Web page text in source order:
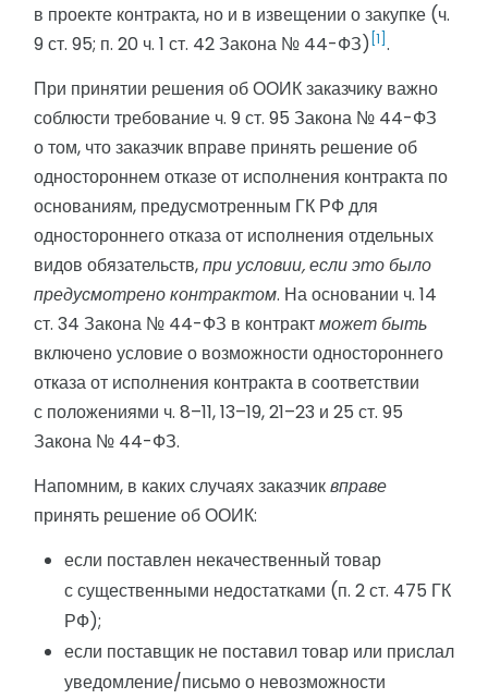
в проекте контракта, но и в извещении о закупке (ч.
9 ст. 95; п. 20 ч. 1 ст. 42 Закона № 44-ФЗ) [1] .
При принятии решения об ООИК заказчику важно
соблюсти требование ч. 9 ст. 95 Закона № 44-ФЗ
о том, что заказчик вправе принять решение об
одностороннем отказе от исполнения контракта по
основаниям, предусмотренным ГК РФ для
одностороннего отказа от исполнения отдельных
видов обязательств,при условии, если это было
предусмотрено контрактом. На основании ч. 14
ст. 34 Закона № 44-ФЗ в контрактможет быть
включено условие о возможности одностороннего
отказа от исполнения контракта в соответствии
с положениями ч. 8–11, 13–19, 21–23 и 25 ст. 95
Закона № 44-ФЗ.
Напомним, в каких случаях заказчиквправе
принять решение об ООИК:
если поставлен некачественный товар
с существенными недостатками (п. 2 ст. 475 ГК
РФ);
если поставщик не поставил товар или прислал
уведомление/письмо о невозможности